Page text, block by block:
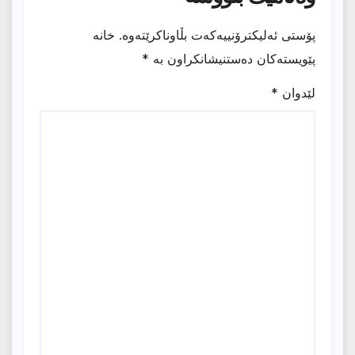
پۆستی ئەلیکترۆنییەکەت بڵاوناکرێتەوە. خانە
پێویستەکان دەستنیشانکراون بە *
لێدوان *